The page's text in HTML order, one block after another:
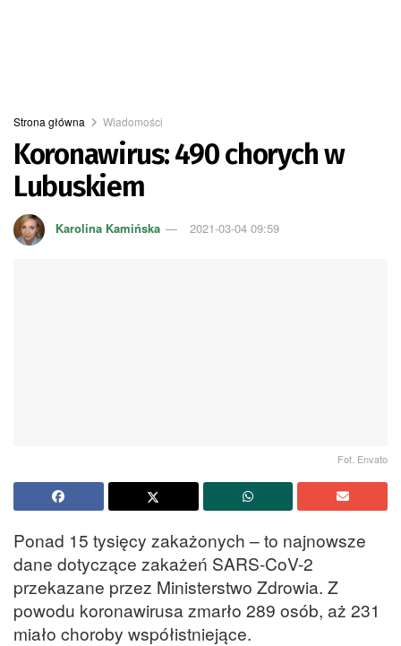
Strona główna Wiadomości
Koronawirus: 490 chorych w
Lubuskiem
Karolina Kamińska 2021-03-04 09:59
Fot. Envato
Ponad 15 tysięcy zakażonych – to najnowsze
dane dotyczące zakażeń SARS-CoV-2
przekazane przez Ministerstwo Zdrowia. Z
powodu koronawirusa zmarło 289 osób, aż 231
miało choroby współistniejące.